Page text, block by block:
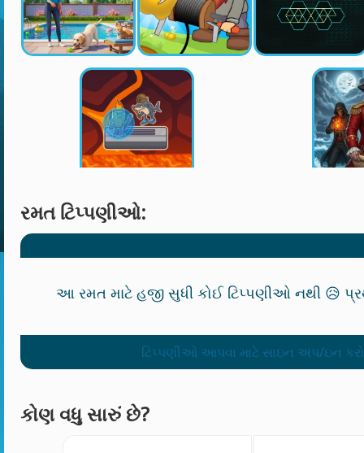
રમત ટિપ્પણીઓ:
આ રમત માટે હજી સુધી કોઈ ટિપ્પણીઓ નથી 😥
ટિપ્પણીઓ આપવા માટે સાઇન અપ/ઇન કરો
કોણ વધુ સારું છે?